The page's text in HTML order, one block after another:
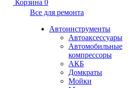
Корзина 0
Все для ремонта
Автоинструменты
Автоаксессуары
Автомобильные
компрессоры
АКБ
Домкраты
Мойки